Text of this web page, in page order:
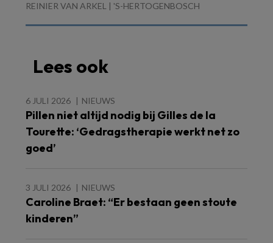
REINIER VAN ARKEL | 'S-HERTOGENBOSCH
Lees ook
6 JULI 2026 NIEUWS
Pillen niet altijd nodig bij Gilles de la
Tourette: ‘Gedragstherapie werkt net zo
goed’
3 JULI 2026 NIEUWS
Caroline Braet: “Er bestaan geen stoute
kinderen”